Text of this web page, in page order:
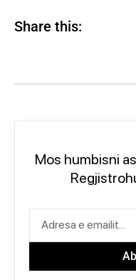
Share this:
Mos humbisni